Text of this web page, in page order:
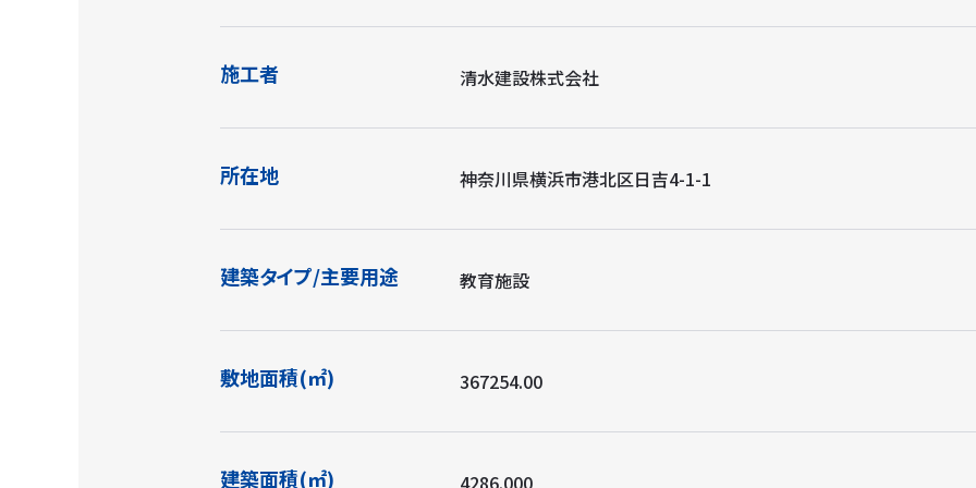
施工者 清水建設株式会社
所在地 神奈川県横浜市港北区日吉4-1-1
建築タイプ/主要用途 教育施設
敷地面積(㎡) 367254.00
建築面積(㎡) 4286.000